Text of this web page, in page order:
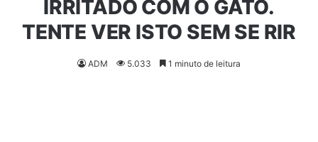
IRRITADO COM O GATO.
TENTE VER ISTO SEM SE RIR
ADM 5.033 1 minuto de leitura